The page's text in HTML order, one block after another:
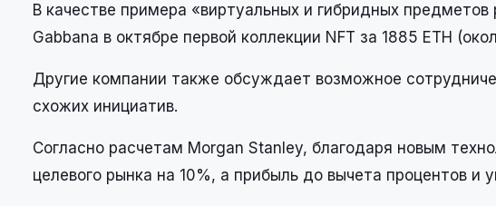
В качестве примера «виртуальных и гибридных
Gabbana в октябре первой коллекции NFT за 1885 ETH
Другие компании также обсуждает возможное
схожих инициатив.
Согласно расчетам Morgan Stanley, благодаря новым
целевого рынка на 10%, а прибыль до вычета процентов и